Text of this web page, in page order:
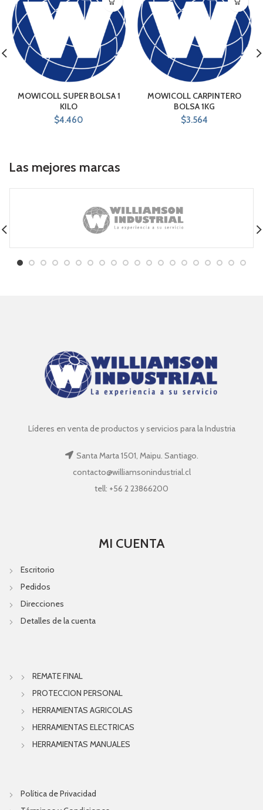
MOWICOLL SUPER BOLSA 1
KILO
$4.460
MOWICOLL CARPINTERO
BOLSA 1KG
$3.564
Las mejores marcas
Líderes en venta de productos y servicios para la Industria
Santa Marta 1501, Maipu. Santiago.
contacto@williamsonindustrial.cl
tell: +56 2 23866200
MI CUENTA
Escritorio
Pedidos
Direcciones
Detalles de la cuenta
REMATE FINAL
PROTECCION PERSONAL
HERRAMIENTAS AGRICOLAS
HERRAMIENTAS ELECTRICAS
HERRAMIENTAS MANUALES
Política de Privacidad